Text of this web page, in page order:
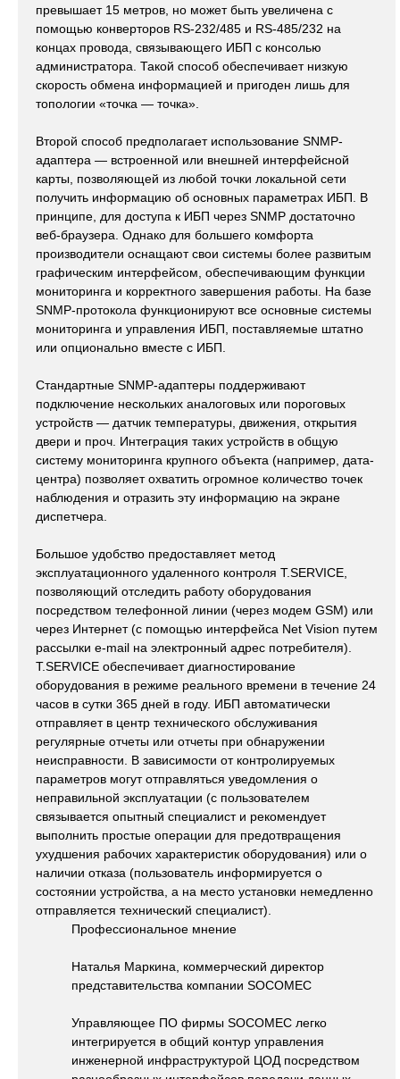
превышает 15 метров, но может быть увеличена с
помощью конверторов RS-232/485 и RS-485/232 на
концах провода, связывающего ИБП с консолью
администратора. Такой способ обеспечивает низкую
скорость обмена информацией и пригоден лишь для
топологии «точка — точка».
Второй способ предполагает использование SNMP-
адаптера — встроенной или внешней интерфейсной
карты, позволяющей из любой точки локальной сети
получить информацию об основных параметрах ИБП. В
принципе, для доступа к ИБП через SNMP достаточно
веб-браузера. Однако для большего комфорта
производители оснащают свои системы более развитым
графическим интерфейсом, обеспечивающим функции
мониторинга и корректного завершения работы. На базе
SNMP-протокола функционируют все основные системы
мониторинга и управления ИБП, поставляемые штатно
или опционально вместе с ИБП.
Стандартные SNMP-адаптеры поддерживают
подключение нескольких аналоговых или пороговых
устройств — датчик температуры, движения, открытия
двери и проч. Интеграция таких устройств в общую
систему мониторинга крупного объекта (например, дата-
центра) позволяет охватить огромное количество точек
наблюдения и отразить эту информацию на экране
диспетчера.
Большое удобство предоставляет метод
эксплуатационного удаленного контроля T.SERVICE,
позволяющий отследить работу оборудования
посредством телефонной линии (через модем GSM) или
через Интернет (с помощью интерфейса Net Vision путем
рассылки e-mail на электронный адрес потребителя).
T.SERVICE обеспечивает диагностирование
оборудования в режиме реального времени в течение 24
часов в сутки 365 дней в году. ИБП автоматически
отправляет в центр технического обслуживания
регулярные отчеты или отчеты при обнаружении
неисправности. В зависимости от контролируемых
параметров могут отправляться уведомления о
неправильной эксплуатации (с пользователем
связывается опытный специалист и рекомендует
выполнить простые операции для предотвращения
ухудшения рабочих характеристик оборудования) или о
наличии отказа (пользователь информируется о
состоянии устройства, а на место установки немедленно
отправляется технический специалист).
Профессиональное мнение
Наталья Маркина, коммерческий директор
представительства компании SOCOMEC
Управляющее ПО фирмы SOCOMEC легко
интегрируется в общий контур управления
инженерной инфраструктурой ЦОД посредством